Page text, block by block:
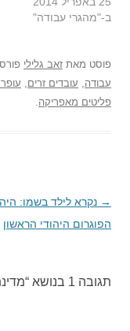
ב-"מהגרי עבודה"
פוסט מאת זאב גלילי
עבודה
עובדים זרים
פליטים מאפריקה
ניווט
בפוסטים
→ נקרא לילד בשמו:
הפוגרום היהודי הראשון
תגובה 1 בנושא “